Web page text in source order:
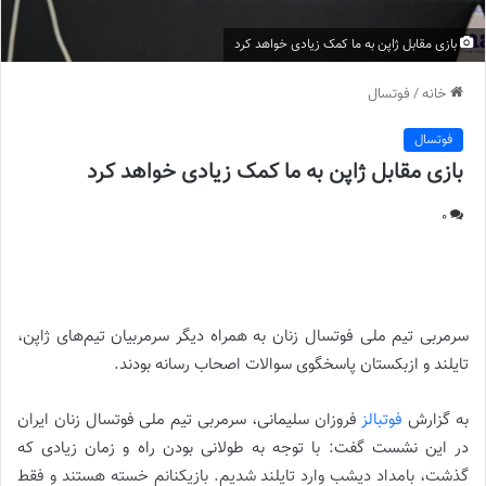
بازی مقابل ژاپن به ما کمک زیادی خواهد کرد
خانه/ فوتسال
فوتسال
بازی مقابل ژاپن به ما کمک زیادی خواهد کرد
0
سرمربی تیم ملی فوتسال زنان به همراه دیگر سرمربیان تیم‌های ژاپن،
تایلند و ازبکستان پاسخگوی سوالات اصحاب رسانه بودند.
به گزارش فوتبالزفروزان سلیمانی، سرمربی تیم ملی فوتسال زنان ایران
در این نشست گفت: با توجه به طولانی بودن راه و زمان زیادی که
گذشت، بامداد دیشب وارد تایلند شدیم. بازیکنانم خسته هستند و فقط